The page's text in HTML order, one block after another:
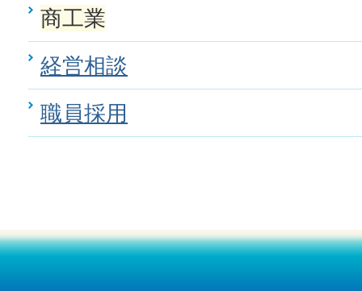
商工業
経営相談
職員採用